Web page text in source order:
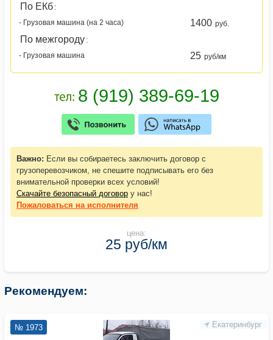
По ЕКб :
- Грузовая машина (на 2 часа)
1400 руб.
По межгороду :
- Грузовая машина
25 руб/км
Важно: Если вы собираетесь заключить договор с
грузоперевозчиком, не спешите подписывать его без
внимательной проверки всех условий!
Скачайте безопасный договор у нас!
Пожаловаться на исполнителя
цена:
25 руб/км
Рекомендуем:
Екатеринбург
№ 1973